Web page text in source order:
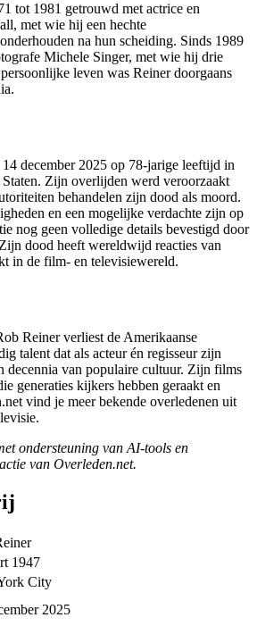
tot 1981 getrouwd met actrice en
met wie hij een hechte
na hun scheiding. Sinds 1989
Michele Singer, met wie hij drie
leven was Reiner doorgaans
december 2025 op 78-jarige leeftijd in
Zijn overlijden werd veroorzaakt
behandelen zijn dood als moord.
en een mogelijke verdachte zijn op
nog geen volledige details bevestigd door
dood heeft wereldwijd reacties van
in de film- en televisiewereld.
Reiner verliest de Amerikaanse
talent dat als acteur én regisseur zijn
decennia van populaire cultuur. Zijn films
generaties kijkers hebben geraakt en
vind je meer bekende overledenen uit
ondersteuning van AI-tools en
van Overleden.net.
1947
City
2025